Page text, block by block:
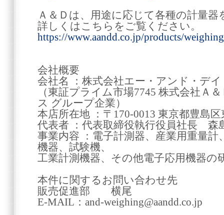
Ａ＆Ｄは、用途に応じて各種の計量
詳しくはこちらをご覧ください。
https://www.aandd.co.jp/products/
会社概要
会社名 ：株式会社エー・アンド・デ
（東証プライム市場7745 株式会社Ａ
ス グループ企業）
本店所在地 ：〒170-0013 東京都豊島区
代表者 ：代表取締役執行役員社長 森
事業内容 ：電子計測器、産業用重量
機器、試験機、
工業計測機器、その他電子応用機器の
本件に関するお問い合わせ先
販売促進部 横尾
E-MAIL：and-weighing@aandd.co.jp